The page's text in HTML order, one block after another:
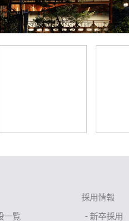
一覧
採用情報
- 新卒採用